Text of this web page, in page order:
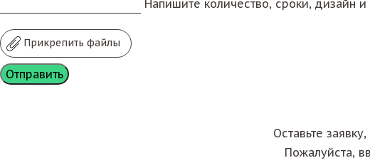
Напишите количество, сроки, дизайн и
Прикрепить файлы
Оставьте
Пожалуйста,